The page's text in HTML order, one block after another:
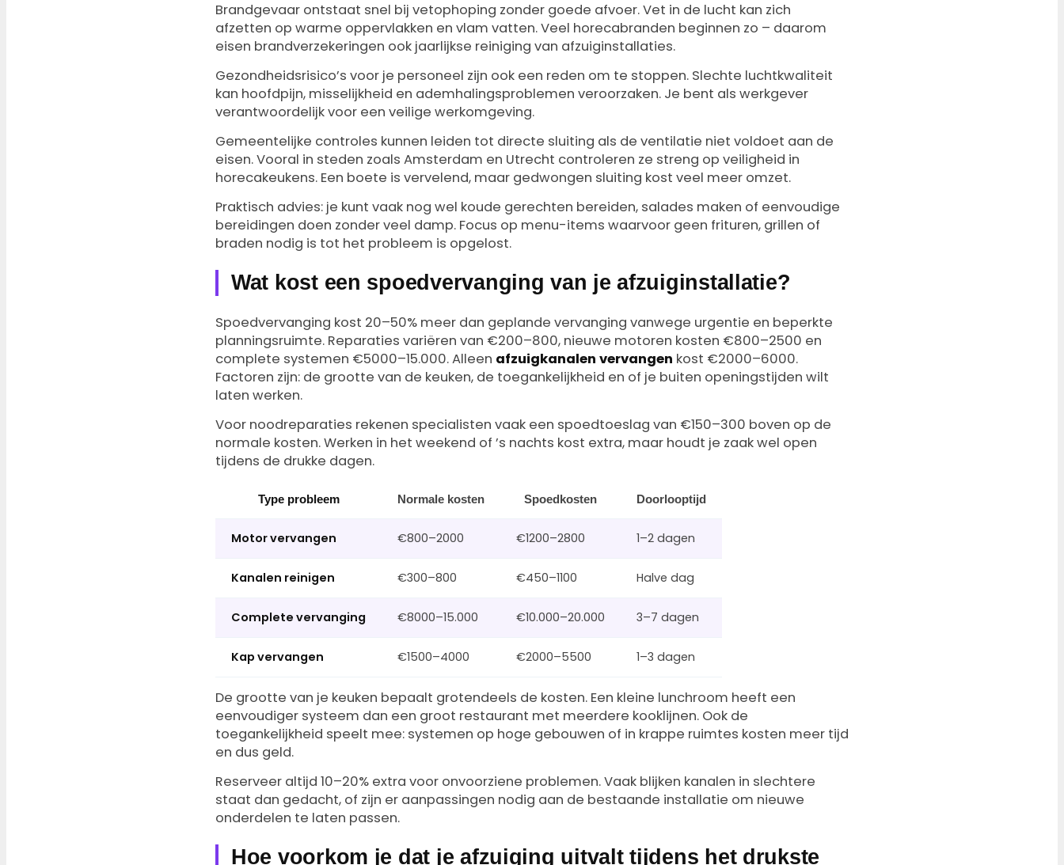
Brandgevaar ontstaat snel bij vetophoping zonder goede afvoer. Vet in de lucht kan zich
afzetten op warme oppervlakken en vlam vatten. Veel horecabranden beginnen zo – daarom
eisen brandverzekeringen ook jaarlijkse reiniging van afzuiginstallaties.
Gezondheidsrisico’s voor je personeel zijn ook een reden om te stoppen. Slechte luchtkwaliteit
kan hoofdpijn, misselijkheid en ademhalingsproblemen veroorzaken. Je bent als werkgever
verantwoordelijk voor een veilige werkomgeving.
Gemeentelijke controles kunnen leiden tot directe sluiting als de ventilatie niet voldoet aan de
eisen. Vooral in steden zoals Amsterdam en Utrecht controleren ze streng op veiligheid in
horecakeukens. Een boete is vervelend, maar gedwongen sluiting kost veel meer omzet.
Praktisch advies: je kunt vaak nog wel koude gerechten bereiden, salades maken of eenvoudige
bereidingen doen zonder veel damp. Focus op menu-items waarvoor geen frituren, grillen of
braden nodig is tot het probleem is opgelost.
Wat kost een spoedvervanging van je afzuiginstallatie?
Spoedvervanging kost 20–50% meer dan geplande vervanging vanwege urgentie en beperkte
planningsruimte. Reparaties variëren van €200–800, nieuwe motoren kosten €800–2500 en
complete systemen €5000–15.000. Alleen afzuigkanalen vervangen kost €2000–6000.
Factoren zijn: de grootte van de keuken, de toegankelijkheid en of je buiten openingstijden wilt
laten werken.
Voor noodreparaties rekenen specialisten vaak een spoedtoeslag van €150–300 boven op de
normale kosten. Werken in het weekend of ’s nachts kost extra, maar houdt je zaak wel open
tijdens de drukke dagen.
Type probleem Normale kosten Spoedkosten Doorlooptijd
Motor vervangen €800–2000 €1200–2800 1–2 dagen
Kanalen reinigen €300–800 €450–1100 Halve dag
Complete vervanging €8000–15.000 €10.000–20.000 3–7 dagen
Kap vervangen €1500–4000 €2000–5500 1–3 dagen
De grootte van je keuken bepaalt grotendeels de kosten. Een kleine lunchroom heeft een
eenvoudiger systeem dan een groot restaurant met meerdere kooklijnen. Ook de
toegankelijkheid speelt mee: systemen op hoge gebouwen of in krappe ruimtes kosten meer tijd
en dus geld.
Reserveer altijd 10–20% extra voor onvoorziene problemen. Vaak blijken kanalen in slechtere
staat dan gedacht, of zijn er aanpassingen nodig aan de bestaande installatie om nieuwe
onderdelen te laten passen.
Hoe voorkom je dat je afzuiging uitvalt tijdens het drukste